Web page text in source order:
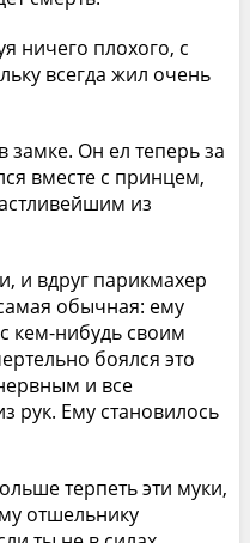
ничего плохого, с
всегда жил очень
замке. Он ел теперь за
вместе с принцем,
из
и вдруг парикмахер
обычная: ему
кем-нибудь своим
боялся это
и все
рук. Ему становилось
терпеть эти муки,
отшельнику